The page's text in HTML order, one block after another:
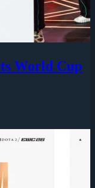
World Cup